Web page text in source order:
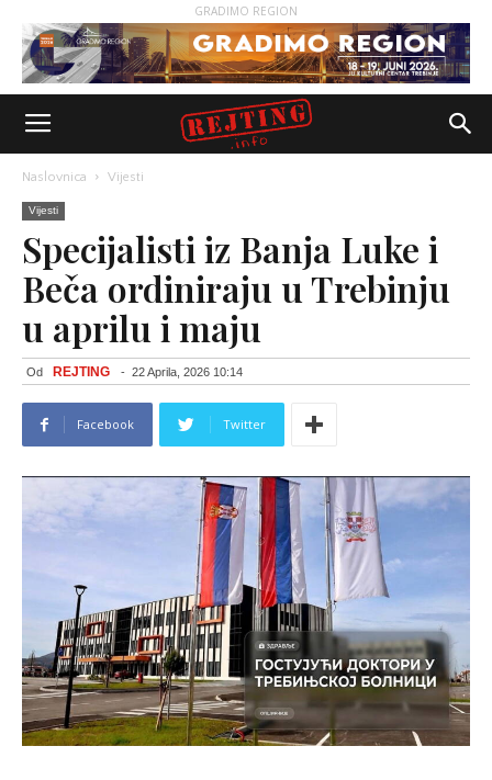
GRADIMO REGION
Naslovnica Vijesti
Vijesti
Specijalisti iz Banja Luke i
Beča ordiniraju u Trebinju
u aprilu i maju
Od REJTING - 22 Aprila, 2026 10:14
Facebook Twitter